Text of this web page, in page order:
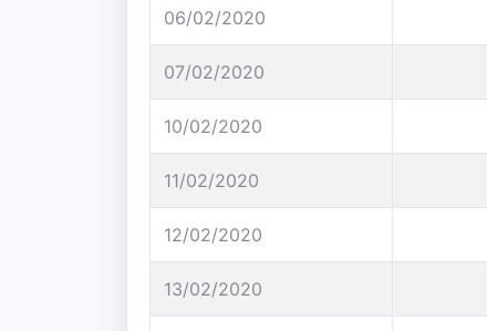
06/02/2020
07/02/2020
10/02/2020
11/02/2020
12/02/2020
13/02/2020